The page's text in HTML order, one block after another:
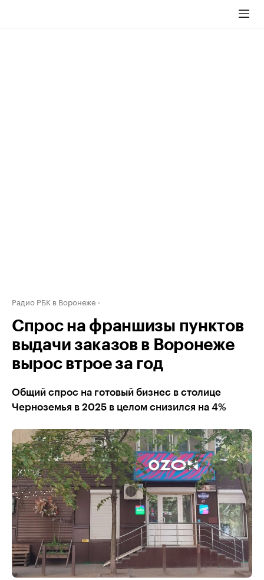
Радио РБК в Воронеже
Спрос на франшизы пунктов
выдачи заказов в Воронеже
вырос втрое за год
Общий спрос на готовый бизнес в столице
Черноземья в 2025 в целом снизился на 4%